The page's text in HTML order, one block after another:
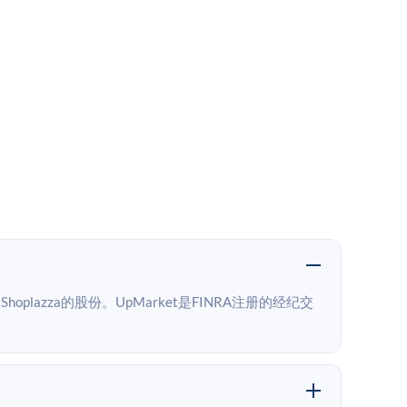
的股份。UpMarket是FINRA注册的经纪交